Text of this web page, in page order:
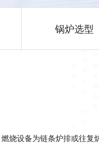
锅炉选型
烧设备为链条炉排或往复